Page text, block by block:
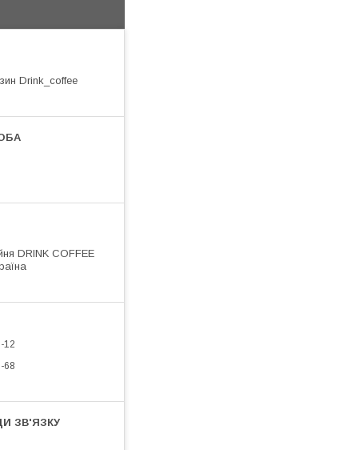
Drink_coffee
DRINK COFFEE
12
68